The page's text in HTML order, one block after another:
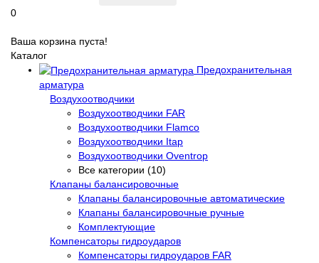
0
Ваша корзина пуста!
Каталог
Предохранительная
арматура
Воздухоотводчики
Воздухоотводчики FAR
Воздухоотводчики Flamco
Воздухоотводчики Itap
Воздухоотводчики Oventrop
Все категории (10)
Клапаны балансировочные
Клапаны балансировочные автоматические
Клапаны балансировочные ручные
Комплектующие
Компенсаторы гидроударов
Компенсаторы гидроударов FAR